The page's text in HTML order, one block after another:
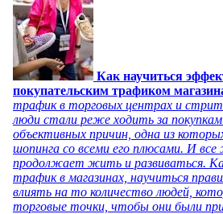
Как научиться
покупательским трафиком
трафик в торговых центрах и
люди стали реже ходить за
объективных причин, одна из
шопинга со всеми его плюсами. И
продолжает жить и развиваться.
трафик в магазинах, научиться
влиять на то количество людей,
торговые точки, чтобы они были